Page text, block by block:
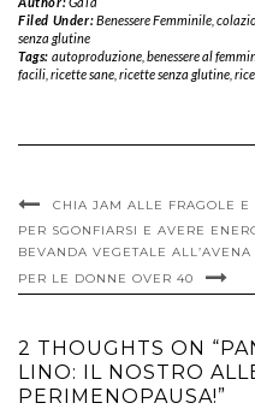
Filed Under:Benessere Femminile,
senza glutine
Tags: autoproduzione, benessere al
facili ricette sane ricette senza glutine
CHIA JAM ALLE FRAGOLE E
PER SGONFIARSI E AVERE
BEVANDA VEGETALE
PER LE DONNE OVER 40
2 THOUGHTS ON
LINO: IL NOSTRO
PERIMENOPAUSA!”